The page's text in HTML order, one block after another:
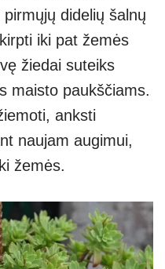
didelių šalnų
iki pat žemės
žiedai suteiks
maisto paukščiams.
anksti
naujam augimui,
žemės.